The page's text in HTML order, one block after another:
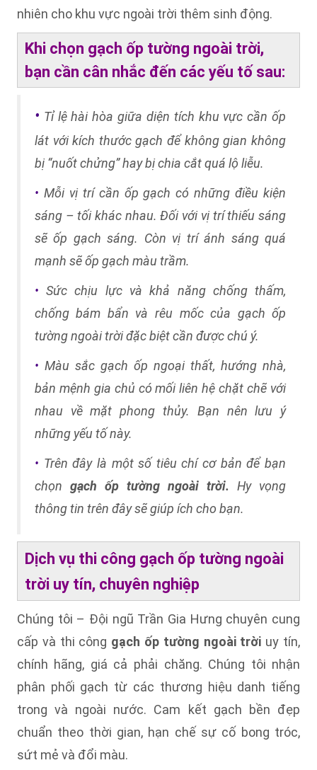
nhiên cho khu vực ngoài trời thêm sinh động.
Khi chọn gạch ốp tường ngoài trời,
bạn cần cân nhắc đến các yếu tố sau:
• Tỉ lệ hài hòa giữa diện tích khu vực cần ốp
lát với kích thước gạch để không gian không
bị “nuốt chửng” hay bị chia cắt quá lộ liễu.
• Mỗi vị trí cần ốp gạch có những điều kiện
sáng – tối khác nhau. Đối với vị trí thiếu sáng
sẽ ốp gạch sáng. Còn vị trí ánh sáng quá
mạnh sẽ ốp gạch màu trầm.
• Sức chịu lực và khả năng chống thấm,
chống bám bẩn và rêu mốc của gạch ốp
tường ngoài trời đặc biệt cần được chú ý.
• Màu sắc gạch ốp ngoại thất, hướng nhà,
bản mệnh gia chủ có mối liên hệ chặt chẽ với
nhau về mặt phong thủy. Bạn nên lưu ý
những yếu tố này.
• Trên đây là một số tiêu chí cơ bản để bạn
chọn gạch ốp tường ngoài trời. Hy vọng
thông tin trên đây sẽ giúp ích cho bạn.
Dịch vụ thi công gạch ốp tường ngoài
trời uy tín, chuyên nghiệp
Chúng tôi – Đội ngũ Trần Gia Hưng chuyên cung
cấp và thi công gạch ốp tường ngoài trời uy tín,
chính hãng, giá cả phải chăng. Chúng tôi nhận
phân phối gạch từ các thương hiệu danh tiếng
trong và ngoài nước. Cam kết gạch bền đẹp
chuẩn theo thời gian, hạn chế sự cố bong tróc,
sứt mẻ và đổi màu.